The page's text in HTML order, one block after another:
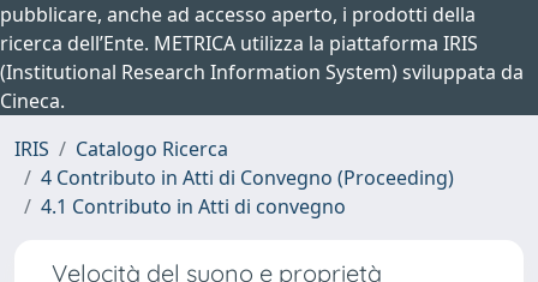
pubblicare, anche ad accesso aperto, i prodotti della
ricerca dell’Ente. METRICA utilizza la piattaforma IRIS
(Institutional Research Information System) sviluppata da
Cineca.
IRIS
Catalogo Ricerca
4 Contributo in Atti di Convegno (Proceeding)
4.1 Contributo in Atti di convegno
Velocità del suono e proprietà